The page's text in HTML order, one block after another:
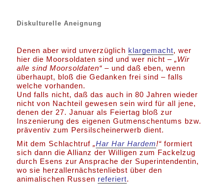
Diskulturelle Aneignung
Denen aber wird unverzüglich klargemacht, wer
hier die Moorsoldaten sind und wer nicht –„Wir
alle sind Moorsoldaten“ – und daß eben, wenn
überhaupt, bloß die Gedanken frei sind – falls
welche vorhanden.
Und falls nicht, daß das auch in 80 Jahren wieder
nicht von Nachteil gewesen sein wird für all jene,
denen der 27. Januar als Feiertag bloß zur
Inszenierung des eigenen Gutmenschentums bzw.
präventiv zum Persilscheinerwerb dient.
Mit dem Schlachtruf„Har Har Hardem!“ formiert
sich dann die Allianz der Willigen zum Fackelzug
durch Esens zur Ansprache der Superintendentin,
wo sie herzallernächstenliebst über den
animalischen Russen referiert.